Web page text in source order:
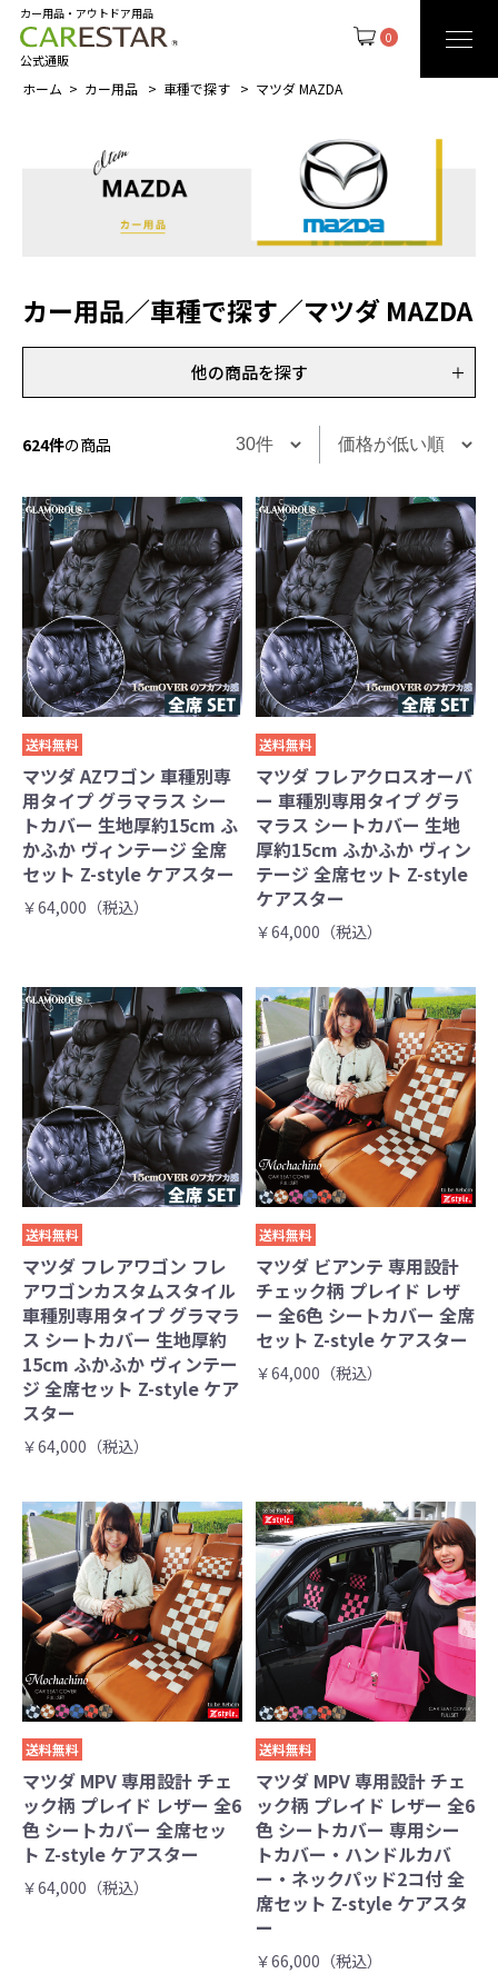
0
カー用品・アウトドア用品
公式通販
ホーム カー用品 車種で探す マツダ MAZDA
カー用品／車種で探す／マツダ MAZDA
他の商品を探す
624件の商品
送料無料
マツダ AZワゴン 車種別専
用タイプ グラマラス シー
トカバー 生地厚約15cm ふ
かふか ヴィンテージ 全席
セット Z-style ケアスター
￥64,000（税込）
送料無料
マツダ フレアクロスオーバ
ー 車種別専用タイプ グラ
マラス シートカバー 生地
厚約15cm ふかふか ヴィン
テージ 全席セット Z-style
ケアスター
￥64,000（税込）
送料無料
マツダ フレアワゴン フレ
アワゴンカスタムスタイル
車種別専用タイプ グラマラ
ス シートカバー 生地厚約
15cm ふかふか ヴィンテー
ジ 全席セット Z-style ケア
スター
￥64,000（税込）
送料無料
マツダ ビアンテ 専用設計
チェック柄 プレイド レザ
ー 全6色 シートカバー 全席
セット Z-style ケアスター
￥64,000（税込）
送料無料
マツダ MPV 専用設計 チェ
ック柄 プレイド レザー 全6
色 シートカバー 全席セッ
ト Z-style ケアスター
￥64,000（税込）
送料無料
マツダ MPV 専用設計 チェ
ック柄 プレイド レザー 全6
色 シートカバー 専用シー
トカバー・ハンドルカバ
ー・ネックパッド2コ付 全
席セット Z-style ケアスタ
ー
￥66,000（税込）